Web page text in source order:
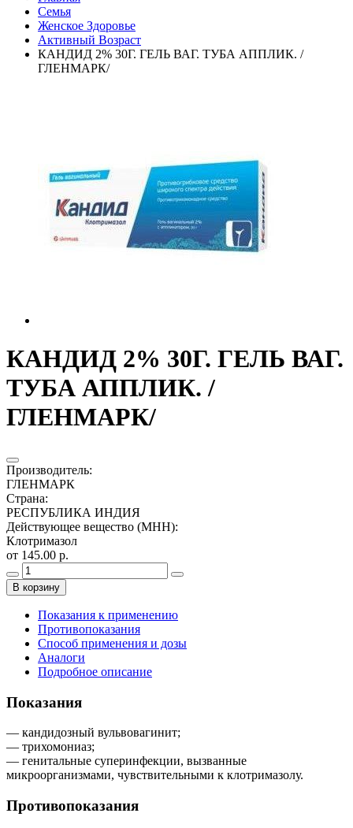
Семья
Женское Здоровье
Активный Возраст
КАНДИД 2% 30Г. ГЕЛЬ ВАГ. ТУБА АППЛИК. /
ГЛЕНМАРК/
КАНДИД 2% 30Г. ГЕЛЬ ВАГ.
ТУБА АППЛИК. /
ГЛЕНМАРК/
Производитель:
ГЛЕНМАРК
Страна:
РЕСПУБЛИКА ИНДИЯ
Действующее вещество (МНН):
Клотримазол
от 145.00 р.
В корзину
Показания к применению
Противопоказания
Способ применения и дозы
Аналоги
Подробное описание
Показания
— кандидозный вульвовагинит;
— трихомониаз;
— генитальные суперинфекции, вызванные
микроорганизмами, чувствительными к клотримазолу.
Противопоказания